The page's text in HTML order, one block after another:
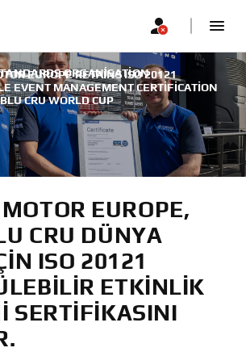
EUROPE RETAINS ISO 20121
EVENT MANAGEMENT CERTIFICATION
CRU WORLD CUP
ORGANISATION |
EUROPE,
CRU DÜNYA
ISO 20121
ETKINLIK
SERTIFIKASINI